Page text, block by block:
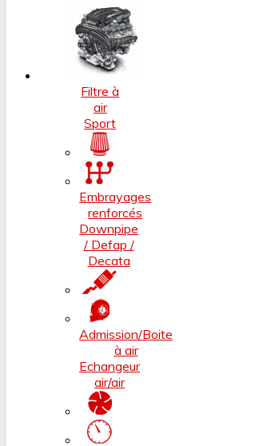
Filtre à
air
Sport
Embrayages
renforcés
Downpipe
/ Defap /
Decata
Admission/Boite
à air
Echangeur
air/air